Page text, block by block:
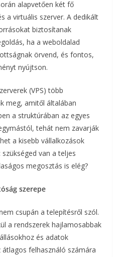
alapvetően két fő
a virtuális szerver. A dedikált
biztosítanak
ha a weboldalad
örvend, és fontos,
nyújtson.
(VPS) több
meg, amitől általában
a struktúrában az egyes
tehát nem zavarják
a kisebb vállalkozások
van a teljes
megosztás is elég?
szerepe
csupán a telepítésről szól.
a rendszerek hajlamosabbak
és adatok
felhasználó számára